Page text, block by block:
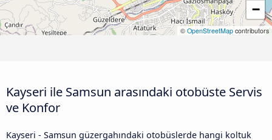
−
© OpenStreetMap contributors
Kayseri ile Samsun arasındaki otobüste Servis
ve Konfor
Kayseri - Samsun güzergahındaki otobüslerde hangi koltuk